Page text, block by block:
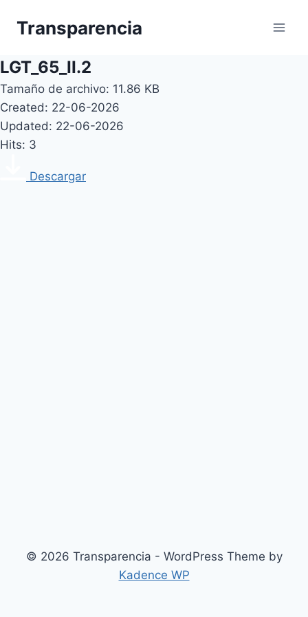
Transparencia
LGT_65_II.2
Tamaño de archivo: 11.86 KB
Created: 22-06-2026
Updated: 22-06-2026
Hits: 3
Descargar
© 2026 Transparencia - WordPress Theme by
Kadence WP